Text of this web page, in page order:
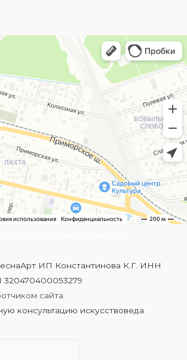
ИП Константинова К.Г. ИНН
320470400053279
сайта
консультацию искусствоведа